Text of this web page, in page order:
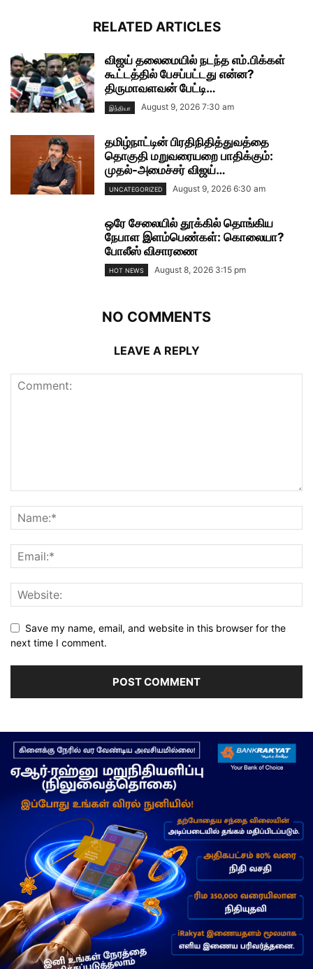
RELATED ARTICLES
விஜய் தலைமையில் நடந்த எம்.பிக்கள்
கூட்டத்தில் பேசப்பட்டது என்ன?
திருமாவளவன் பேட்டி…
இந்தியா August 9, 2026 7:30 am
தமிழ்நாட்டின் பிரதிநிதித்துவத்தை
தொகுதி மறுவரையறை பாதிக்கும்:
முதல்-அமைச்சர் விஜய்…
UNCATEGORIZED August 9, 2026 6:30 am
ஒரே சேலையில் தூக்கில் தொங்கிய
நேபாள இளம்பெண்கள்: கொலையா?
போலீஸ் விசாரணை
HOT NEWS August 8, 2026 3:15 pm
NO COMMENTS
LEAVE A REPLY
Save my name, email, and website in this browser for the
next time I comment.